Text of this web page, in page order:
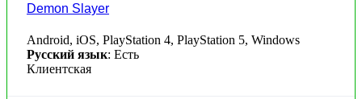
Demon Slayer
Android, iOS, PlayStation 4, PlayStation 5, Windows
Русский язык: Есть
Клиентская